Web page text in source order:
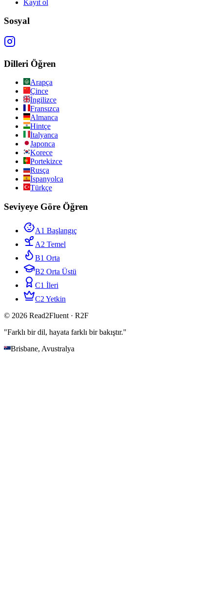
Kayıt ol
Sosyal
Dilleri Öğren
Arapça
Çince
İngilizce
Fransızca
Almanca
Hintçe
İtalyanca
Japonca
Korece
Portekizce
Rusça
İspanyolca
Türkçe
Seviyeye Göre Öğren
A1 Başlangıç
A2 Temel
B1 Orta
B2 Orta Üstü
C1 İleri
C2 Yetkin
© 2026 Read2Fluent · R2F
"Farklı bir dil, hayata farklı bir bakıştır."
Brisbane, Avustralya